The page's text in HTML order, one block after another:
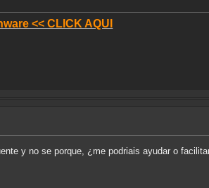
<< CLICK AQUI
y no se porque, ¿me podriais ayudar o